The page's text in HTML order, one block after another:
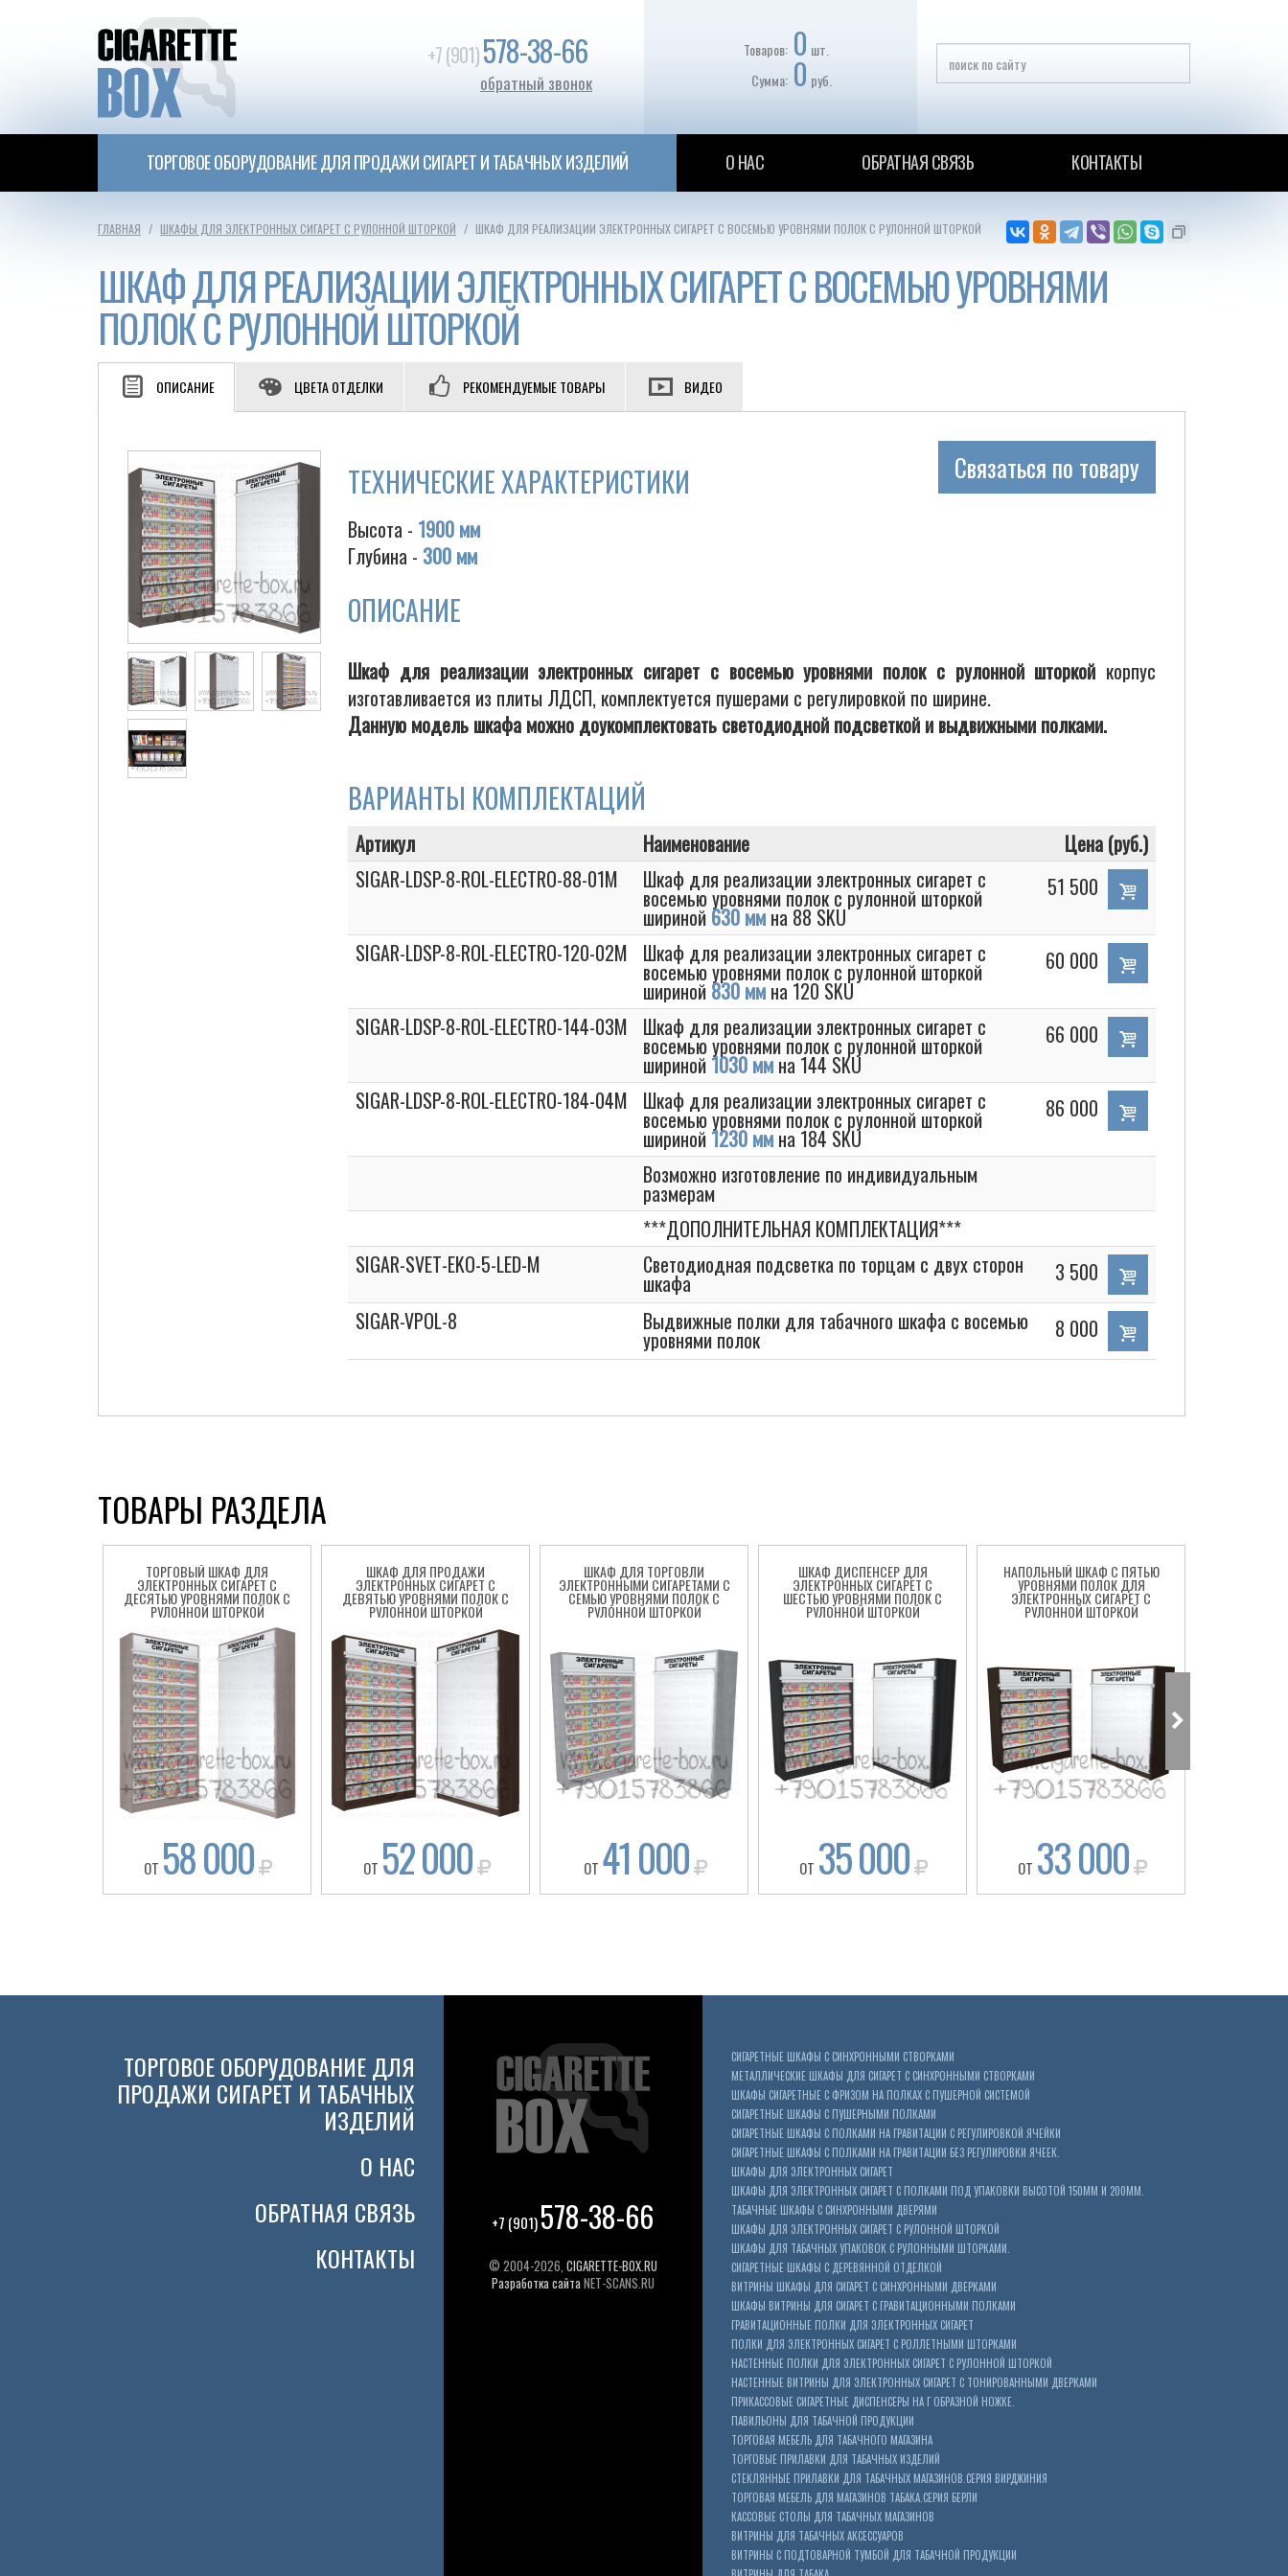
+7 (901)578-38-66
обратный звонок
Товаров: 0 шт.
Сумма: 0 руб.
ТОРГОВОЕ ОБОРУДОВАНИЕ ДЛЯ ПРОДАЖИ СИГАРЕТ И ТАБАЧНЫХ ИЗДЕЛИЙ О НАС ОБРАТНАЯ СВЯЗЬ КОНТАКТЫ
ГЛАВНАЯ ШКАФЫ ДЛЯ ЭЛЕКТРОННЫХ СИГАРЕТ С РУЛОННОЙ ШТОРКОЙ ШКАФ ДЛЯ РЕАЛИЗАЦИИ ЭЛЕКТРОННЫХ СИГАРЕТ С ВОСЕМЬЮ УРОВНЯМИ ПОЛОК С РУЛОННОЙ ШТОРКОЙ
ШКАФ ДЛЯ РЕАЛИЗАЦИИ ЭЛЕКТРОННЫХ СИГАРЕТ С ВОСЕМЬЮ УРОВНЯМИ
ПОЛОК С РУЛОННОЙ ШТОРКОЙ
ОПИСАНИЕ ЦВЕТА ОТДЕЛКИ РЕКОМЕНДУЕМЫЕ ТОВАРЫ ВИДЕО
Связаться по товару
ТЕХНИЧЕСКИЕ ХАРАКТЕРИСТИКИ
Высота - 1900 мм
Глубина - 300 мм
ОПИСАНИЕ
Шкаф для реализации электронных сигарет с восемью уровнями полок с рулонной шторкой корпус
изготавливается из плиты ЛДСП, комплектуется пушерами с регулировкой по ширине.
Данную модель шкафа можно доукомплектовать светодиодной подсветкой и выдвижными полками.
ВАРИАНТЫ КОМПЛЕКТАЦИЙ
Артикул Наименование
Цена (руб.)
SIGAR-LDSP-8-ROL-ELECTRO-88-01M
Шкаф для реализации электронных сигарет с
восемью уровнями полок с рулонной шторкой
шириной 630 мм на 88 SKU
51 500
SIGAR-LDSP-8-ROL-ELECTRO-120-02M Шкаф для реализации электронных сигарет с
восемью уровнями полок с рулонной шторкой
шириной 830 мм на 120 SKU
60 000
SIGAR-LDSP-8-ROL-ELECTRO-144-03M Шкаф для реализации электронных сигарет с
восемью уровнями полок с рулонной шторкой
шириной 1030 мм на 144 SKU
66 000
SIGAR-LDSP-8-ROL-ELECTRO-184-04M Шкаф для реализации электронных сигарет с
восемью уровнями полок с рулонной шторкой
шириной 1230 мм на 184 SKU
86 000
Возможно изготовление по индивидуальным
размерам
***ДОПОЛНИТЕЛЬНАЯ КОМПЛЕКТАЦИЯ***
SIGAR-SVET-EKO-5-LED-M
Светодиодная подсветка по торцам с двух сторон
шкафа
3 500
SIGAR-VPOL-8
Выдвижные полки для табачного шкафа с восемью
уровнями полок 8 000
ТОВАРЫ РАЗДЕЛА
ТОРГОВЫЙ ШКАФ ДЛЯ
ЭЛЕКТРОННЫХ СИГАРЕТ С
ДЕСЯТЬЮ УРОВНЯМИ ПОЛОК С
РУЛОННОЙ ШТОРКОЙ
ОТ 58 000
ШКАФ ДЛЯ ПРОДАЖИ
ЭЛЕКТРОННЫХ СИГАРЕТ С
ДЕВЯТЬЮ УРОВНЯМИ ПОЛОК С
РУЛОННОЙ ШТОРКОЙ
ОТ 52 000
ШКАФ ДЛЯ ТОРГОВЛИ
ЭЛЕКТРОННЫМИ СИГАРЕТАМИ С
СЕМЬЮ УРОВНЯМИ ПОЛОК С
РУЛОННОЙ ШТОРКОЙ
ОТ 41 000
ШКАФ ДИСПЕНСЕР ДЛЯ
ЭЛЕКТРОННЫХ СИГАРЕТ С
ШЕСТЬЮ УРОВНЯМИ ПОЛОК С
РУЛОННОЙ ШТОРКОЙ
ОТ 35 000
НАПОЛЬНЫЙ ШКАФ С ПЯТЬЮ
УРОВНЯМИ ПОЛОК ДЛЯ
ЭЛЕКТРОННЫХ СИГАРЕТ С
РУЛОННОЙ ШТОРКОЙ
ОТ 33 000
ТОРГОВОЕ ОБОРУДОВАНИЕ ДЛЯ
ПРОДАЖИ СИГАРЕТ И ТАБАЧНЫХ
ИЗДЕЛИЙ
О НАС
ОБРАТНАЯ СВЯЗЬ
КОНТАКТЫ
+7 (901)578-38-66
© 2004-2026, CIGARETTE-BOX.RU
Разработка сайтаNET-SCANS.RU
СИГАРЕТНЫЕ ШКАФЫ С СИНХРОННЫМИ СТВОРКАМИ
МЕТАЛЛИЧЕСКИЕ ШКАФЫ ДЛЯ СИГАРЕТ С СИНХРОННЫМИ СТВОРКАМИ
ШКАФЫ СИГАРЕТНЫЕ С ФРИЗОМ НА ПОЛКАХ С ПУШЕРНОЙ СИСТЕМОЙ
СИГАРЕТНЫЕ ШКАФЫ С ПУШЕРНЫМИ ПОЛКАМИ
СИГАРЕТНЫЕ ШКАФЫ С ПОЛКАМИ НА ГРАВИТАЦИИ С РЕГУЛИРОВКОЙ ЯЧЕЙКИ
СИГАРЕТНЫЕ ШКАФЫ С ПОЛКАМИ НА ГРАВИТАЦИИ БЕЗ РЕГУЛИРОВКИ ЯЧЕЕК.
ШКАФЫ ДЛЯ ЭЛЕКТРОННЫХ СИГАРЕТ
ШКАФЫ ДЛЯ ЭЛЕКТРОННЫХ СИГАРЕТ С ПОЛКАМИ ПОД УПАКОВКИ ВЫСОТОЙ 150ММ И 200ММ.
ТАБАЧНЫЕ ШКАФЫ С СИНХРОННЫМИ ДВЕРЯМИ
ШКАФЫ ДЛЯ ЭЛЕКТРОННЫХ СИГАРЕТ С РУЛОННОЙ ШТОРКОЙ
ШКАФЫ ДЛЯ ТАБАЧНЫХ УПАКОВОК С РУЛОННЫМИ ШТОРКАМИ.
СИГАРЕТНЫЕ ШКАФЫ С ДЕРЕВЯННОЙ ОТДЕЛКОЙ
ВИТРИНЫ ШКАФЫ ДЛЯ СИГАРЕТ С СИНХРОННЫМИ ДВЕРКАМИ
ШКАФЫ ВИТРИНЫ ДЛЯ СИГАРЕТ С ГРАВИТАЦИОННЫМИ ПОЛКАМИ
ГРАВИТАЦИОННЫЕ ПОЛКИ ДЛЯ ЭЛЕКТРОННЫХ СИГАРЕТ
ПОЛКИ ДЛЯ ЭЛЕКТРОННЫХ СИГАРЕТ С РОЛЛЕТНЫМИ ШТОРКАМИ
НАСТЕННЫЕ ПОЛКИ ДЛЯ ЭЛЕКТРОННЫХ СИГАРЕТ С РУЛОННОЙ ШТОРКОЙ
НАСТЕННЫЕ ВИТРИНЫ ДЛЯ ЭЛЕКТРОННЫХ СИГАРЕТ С ТОНИРОВАННЫМИ ДВЕРКАМИ
ПРИКАССОВЫЕ СИГАРЕТНЫЕ ДИСПЕНСЕРЫ НА Г ОБРАЗНОЙ НОЖКЕ.
ПАВИЛЬОНЫ ДЛЯ ТАБАЧНОЙ ПРОДУКЦИИ
ТОРГОВАЯ МЕБЕЛЬ ДЛЯ ТАБАЧНОГО МАГАЗИНА
ТОРГОВЫЕ ПРИЛАВКИ ДЛЯ ТАБАЧНЫХ ИЗДЕЛИЙ
СТЕКЛЯННЫЕ ПРИЛАВКИ ДЛЯ ТАБАЧНЫХ МАГАЗИНОВ.СЕРИЯ ВИРДЖИНИЯ
ТОРГОВАЯ МЕБЕЛЬ ДЛЯ МАГАЗИНОВ ТАБАКА.СЕРИЯ БЕРЛИ
КАССОВЫЕ СТОЛЫ ДЛЯ ТАБАЧНЫХ МАГАЗИНОВ
ВИТРИНЫ ДЛЯ ТАБАЧНЫХ АКСЕССУАРОВ
ВИТРИНЫ С ПОДТОВАРНОЙ ТУМБОЙ ДЛЯ ТАБАЧНОЙ ПРОДУКЦИИ